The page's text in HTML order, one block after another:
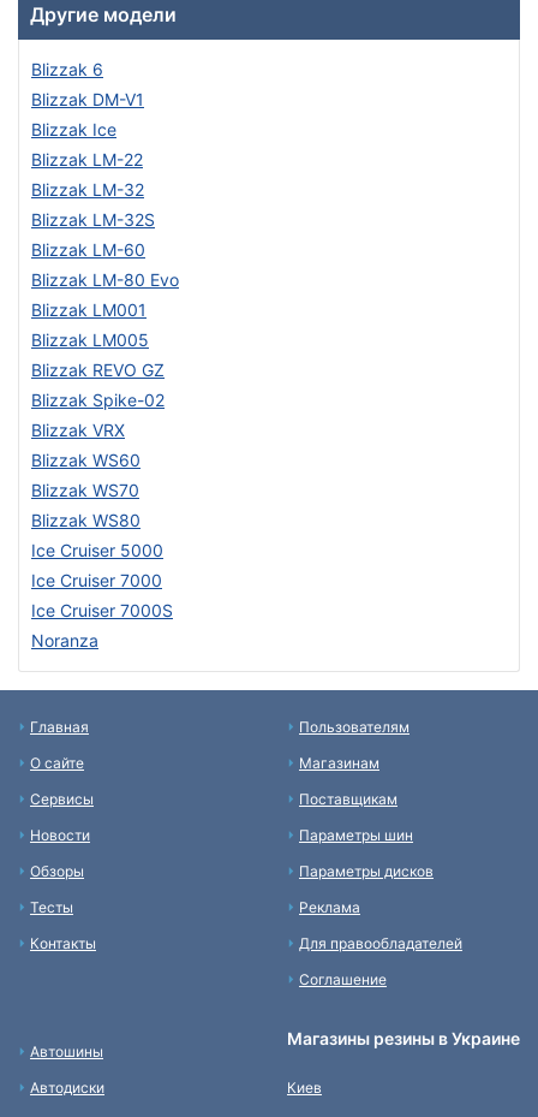
Другие модели
Blizzak 6
Blizzak DM-V1
Blizzak Ice
Blizzak LM-22
Blizzak LM-32
Blizzak LM-32S
Blizzak LM-60
Blizzak LM-80 Evo
Blizzak LM001
Blizzak LM005
Blizzak REVO GZ
Blizzak Spike-02
Blizzak VRX
Blizzak WS60
Blizzak WS70
Blizzak WS80
Ice Cruiser 5000
Ice Cruiser 7000
Ice Cruiser 7000S
Noranza
Главная
О сайте
Сервисы
Новости
Обзоры
Тесты
Контакты
Пользователям
Магазинам
Поставщикам
Параметры шин
Параметры дисков
Реклама
Для правообладателей
Соглашение
Автошины
Автодиски
Магазины резины в Украине
Киев